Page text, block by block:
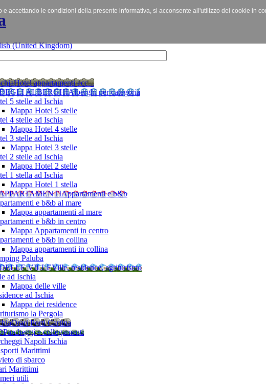
Hotel appartamenti ecc...
ALBERGHIAlberghi per categoria
5 stelle ad Ischia
Mappa Hotel 5 stelle
4 stelle ad Ischia
Mappa Hotel 4 stelle
3 stelle ad Ischia
Mappa Hotel 3 stelle
2 stelle ad Ischia
Mappa Hotel 2 stelle
1 stella ad Ischia
Mappa Hotel 1 stella
Appartamenti e b&b
e b&b al mare
Mappa appartamenti al mare
e b&b in centro
Mappa Appartamenti in centro
e b&b in collina
Mappa appartamenti in collina
Paluba
VILLEVille, residence, agriturismo
ad Ischia
Mappa delle ville
ad Ischia
Mappa dei residence
la Pergola
Orari Porti Cartina
Parcheggi e collegamenti
Napoli Ischia
Marittimi
di sbarco
Marittimi
utili
e accettando le condizioni della presente informativa, si acconsente all'utilizzo dei cookie in